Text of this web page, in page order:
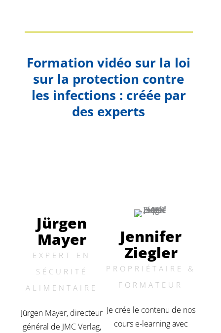
Formation vidéo sur la loi
sur la protection contre
les infections : créée par
des experts
Jürgen
Mayer
EXPERT EN
SÉCURITÉ
ALIMENTAIRE
Jürgen Mayer, directeur
général de JMC Verlag,
Jennifer
Ziegler
PROPRIÉTAIRE &
FORMATEUR
Je crée le contenu de nos
cours e-learning avec